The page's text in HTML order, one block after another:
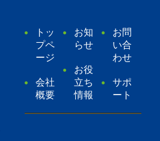
トッ
プペ
ージ
会社
概要
お知
らせ
お役
立ち
情報
お問
い合
わせ
サポ
ート